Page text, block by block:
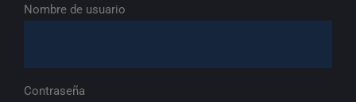
Nombre de usuario
Contraseña